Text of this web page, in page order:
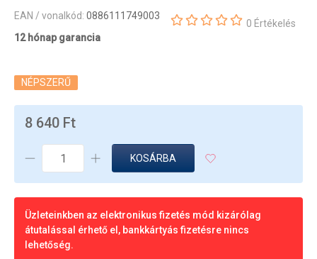
EAN / vonalkód: 0886111749003
12 hónap garancia
0 Értékelés
NÉPSZERŰ
8 640 Ft
KOSÁRBA
Üzleteinkben az elektronikus fizetés mód kizárólag
átutalással érhető el, bankkártyás fizetésre nincs
lehetőség.